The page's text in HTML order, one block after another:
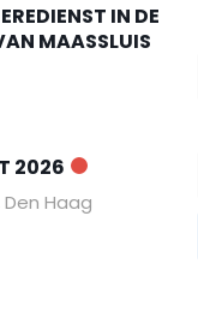
IN DE
MAASSLUIS
2026
Den Haag